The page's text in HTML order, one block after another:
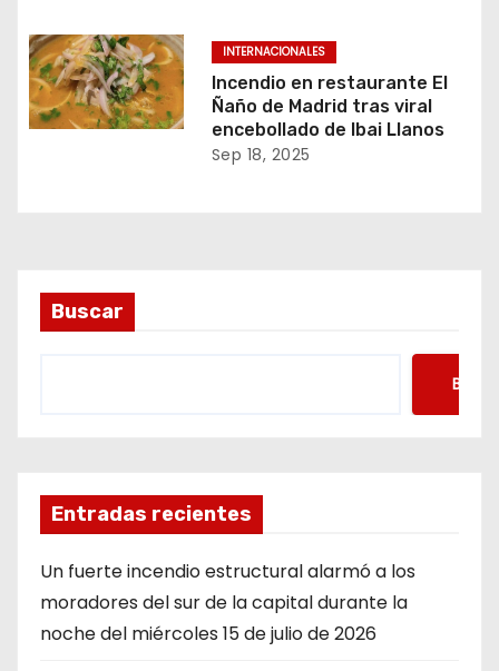
INTERNACIONALES
Incendio en restaurante El
Ñaño de Madrid tras viral
encebollado de Ibai Llanos
Sep 18, 2025
Buscar
Entradas recientes
Un fuerte incendio estructural alarmó a los
moradores del sur de la capital durante la
noche del miércoles 15 de julio de 2026